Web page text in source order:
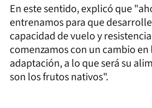
En este sentido, explicó que
entrenamos para que
capacidad de vuelo y
comenzamos con un cambio
adaptación, a lo que será su
son los frutos nativos".